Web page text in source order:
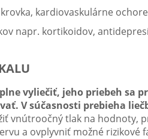
kardiovaskulárne
napr. kortikoidov,
vyliečiť, jeho priebeh sa
V súčasnosti prebieha
vnútroočný tlak na hodnoty,
a ovplyvniť možné rizikové